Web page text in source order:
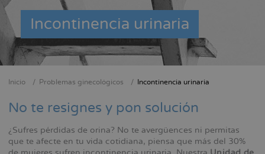
Incontinencia urinaria
enlaces
ayuda
a
Inicio Problemas ginecológicos Incontinencia urinaria
No te resignes y pon solución
¿Sufres pérdidas de orina? No te avergüences ni permitas
que te afecte en tu vida cotidiana, piensa que más del 30%